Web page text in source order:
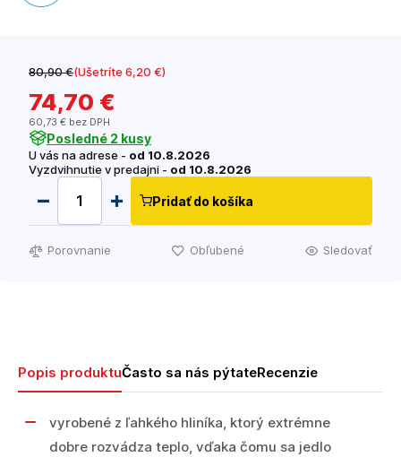
80,90 €(Ušetríte 6,20 €)
74,70 €
60,73 € bez DPH
Posledné 2 kusy
U vás na adrese - od 10.8.2026
Vyzdvihnutie v predajni - od 10.8.2026
Pridať do košíka
Porovnanie Obľubené Sledovať
Popis produktuČasto sa nás pýtateRecenzie
vyrobené z ľahkého hliníka, ktorý extrémne
dobre rozvádza teplo, vďaka čomu sa jedlo